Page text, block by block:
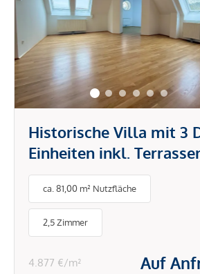
Historische Villa mit 3
Einheiten inkl.
2012 DG Ausbau inkl. Lift
Grünlage
ca. 81,00 m² Nutzfläche
2,5 Zimmer
4.877 €/m² Auf